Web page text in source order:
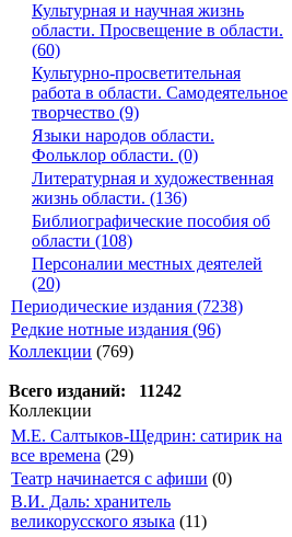
Культурная и научная жизнь
области. Просвещение в области.
(60)
Культурно-просветительная
работа в области. Самодеятельное
творчество (9)
Языки народов области.
Фольклор области. (0)
Литературная и художественная
жизнь области. (136)
Библиографические пособия об
области (108)
Персоналии местных деятелей
(20)
Периодические издания (7238)
Редкие нотные издания (96)
Коллекции (769)
Всего изданий: 11242
Коллекции
М.Е. Салтыков-Щедрин: сатирик на
все времена (29)
Театр начинается с афиши (0)
В.И. Даль: хранитель
великорусского языка (11)